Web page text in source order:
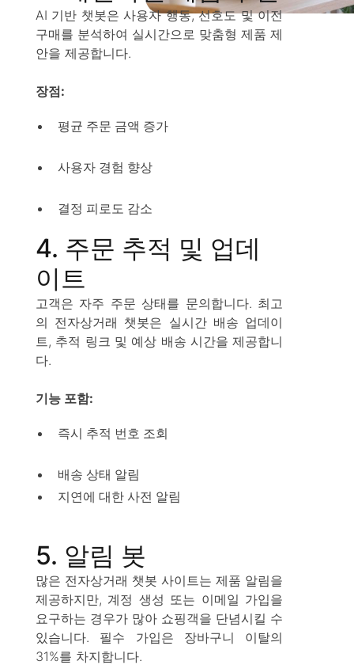
AI 기반 챗봇은 사용자 행동, 선호도 및 이전
구매를 분석하여 실시간으로 맞춤형 제품 제
안을 제공합니다.
장점:
평균 주문 금액 증가
사용자 경험 향상
결정 피로도 감소
4. 주문 추적 및 업데
이트
고객은 자주 주문 상태를 문의합니다. 최고
의 전자상거래 챗봇은 실시간 배송 업데이
트, 추적 링크 및 예상 배송 시간을 제공합니
다.
기능 포함:
즉시 추적 번호 조회
배송 상태 알림
지연에 대한 사전 알림
5. 알림 봇
많은 전자상거래 챗봇 사이트는 제품 알림을
제공하지만, 계정 생성 또는 이메일 가입을
요구하는 경우가 많아 쇼핑객을 단념시킬 수
있습니다. 필수 가입은 장바구니 이탈의
31%를 차지합니다.